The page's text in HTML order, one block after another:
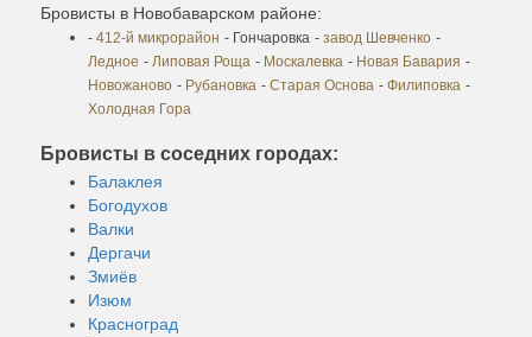
Бровисты в Новобаварском районе:
- 412-й микрорайон - Гончаровка - завод Шевченко -
Ледное - Липовая Роща - Москалевка - Новая Бавария -
Новожаново - Рубановка - Старая Основа - Филиповка -
Холодная Гора
Бровисты в соседних городах:
Балаклея
Богодухов
Валки
Дергачи
Змиёв
Изюм
Красноград